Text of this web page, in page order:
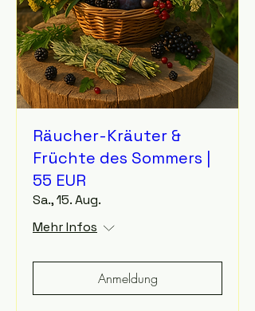
Räucher-Kräuter &
Früchte des Sommers |
55 EUR
Sa., 15. Aug.
Mehr Infos
Anmeldung